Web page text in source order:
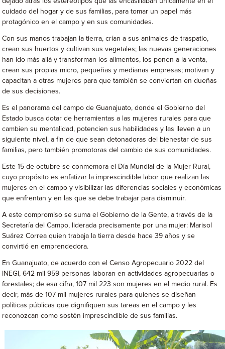
cuidado del hogar y de sus familias, para tomar un papel más
protagónico en el campo y en sus comunidades.
Con sus manos trabajan la tierra, crían a sus animales de traspatio,
crean sus huertos y cultivan sus vegetales; las nuevas generaciones
han ido más allá y transforman los alimentos, los ponen a la venta,
crean sus propias micro, pequeñas y medianas empresas; motivan y
capacitan a otras mujeres para que también se conviertan en dueñas
de sus decisiones.
Es el panorama del campo de Guanajuato, donde el Gobierno del
Estado busca dotar de herramientas a las mujeres rurales para que
cambien su mentalidad, potencien sus habilidades y las lleven a un
siguiente nivel, a fin de que sean detonadoras del bienestar de sus
familias, pero también promotoras del cambio de sus comunidades.
Este 15 de octubre se conmemora el Día Mundial de la Mujer Rural,
cuyo propósito es enfatizar la imprescindible labor que realizan las
mujeres en el campo y visibilizar las diferencias sociales y económicas
que enfrentan y en las que se debe trabajar para disminuir.
A este compromiso se suma el Gobierno de la Gente, a través de la
Secretaría del Campo, liderada precisamente por una mujer: Marisol
Suárez Correa quien trabaja la tierra desde hace 39 años y se
convirtió en emprendedora.
En Guanajuato, de acuerdo con el Censo Agropecuario 2022 del
INEGI, 642 mil 959 personas laboran en actividades agropecuarias o
forestales; de esa cifra, 107 mil 223 son mujeres en el medio rural. Es
decir, más de 107 mil mujeres rurales para quienes se diseñan
políticas públicas que dignifiquen sus tareas en el campo y les
reconozcan como sostén imprescindible de sus familias.